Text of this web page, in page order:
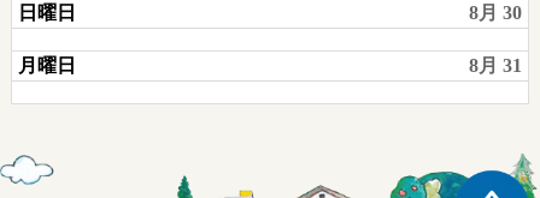
日曜日 8月 30
月曜日 8月 31